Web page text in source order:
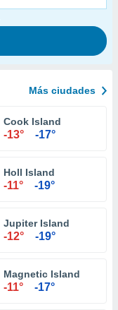
Más ciudades
Cook Island
-13° -17°
Holl Island
-11° -19°
Jupiter Island
-12° -19°
Magnetic Island
-11° -17°